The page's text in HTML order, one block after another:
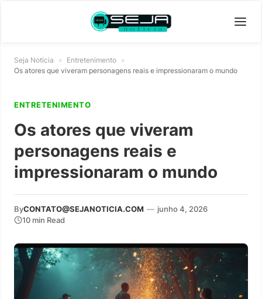
Seja Notícia » Entretenimento »
Os atores que viveram personagens reais e impressionaram o mundo
ENTRETENIMENTO
Os atores que viveram
personagens reais e
impressionaram o mundo
ByCONTATO@SEJANOTICIA.COM — junho 4, 2026
10 min Read